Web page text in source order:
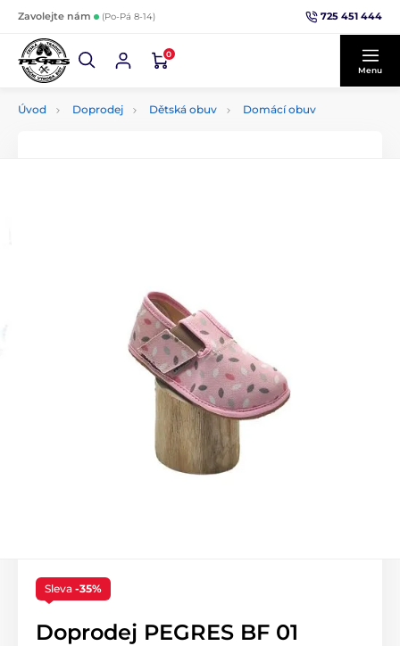
Zavolejte nám (Po-Pá 8-14) 725 451 444
0
Menu
Úvod Doprodej Dětská obuv Domácí obuv
Sleva -35%
Doprodej PEGRES BF 01